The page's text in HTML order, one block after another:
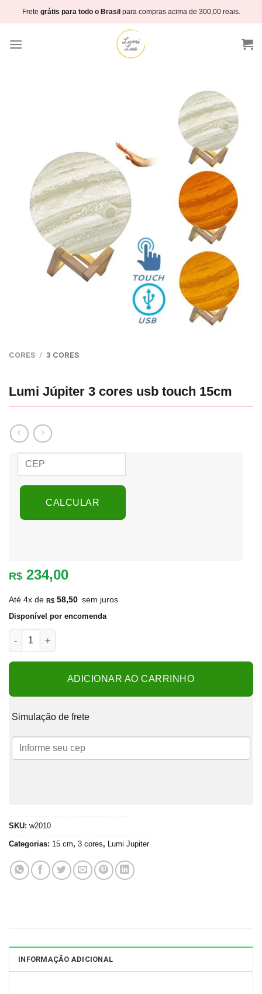
to
Frete grátis para todo o Brasilpara compras acima de 300,00 reais.
CORES / 3 CORES
Lumi Júpiter 3 cores usb touch 15cm
CALCULAR
R$ 234,00
Até 4x de R$ 58,50 sem juros
Disponível por encomenda
Lumi Júpiter 3 cores usb touch 15cm quantidade
ADICIONAR AO CARRINHO
Simulação de frete
SKU: w2010
Categorias: 15 cm, 3 cores, Lumi Jupiter
INFORMAÇÃO ADICIONAL